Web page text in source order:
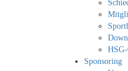
Sponsoring